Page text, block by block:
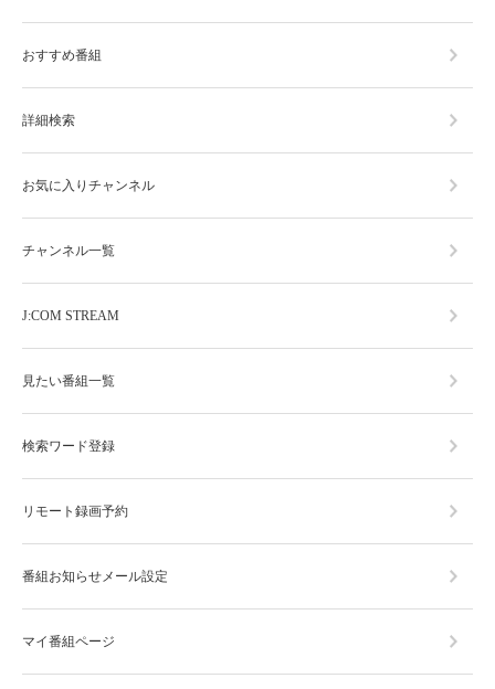
おすすめ番組
詳細検索
お気に入りチャンネル
チャンネル一覧
J:COM STREAM
見たい番組一覧
検索ワード登録
リモート録画予約
番組お知らせメール設定
マイ番組ページ